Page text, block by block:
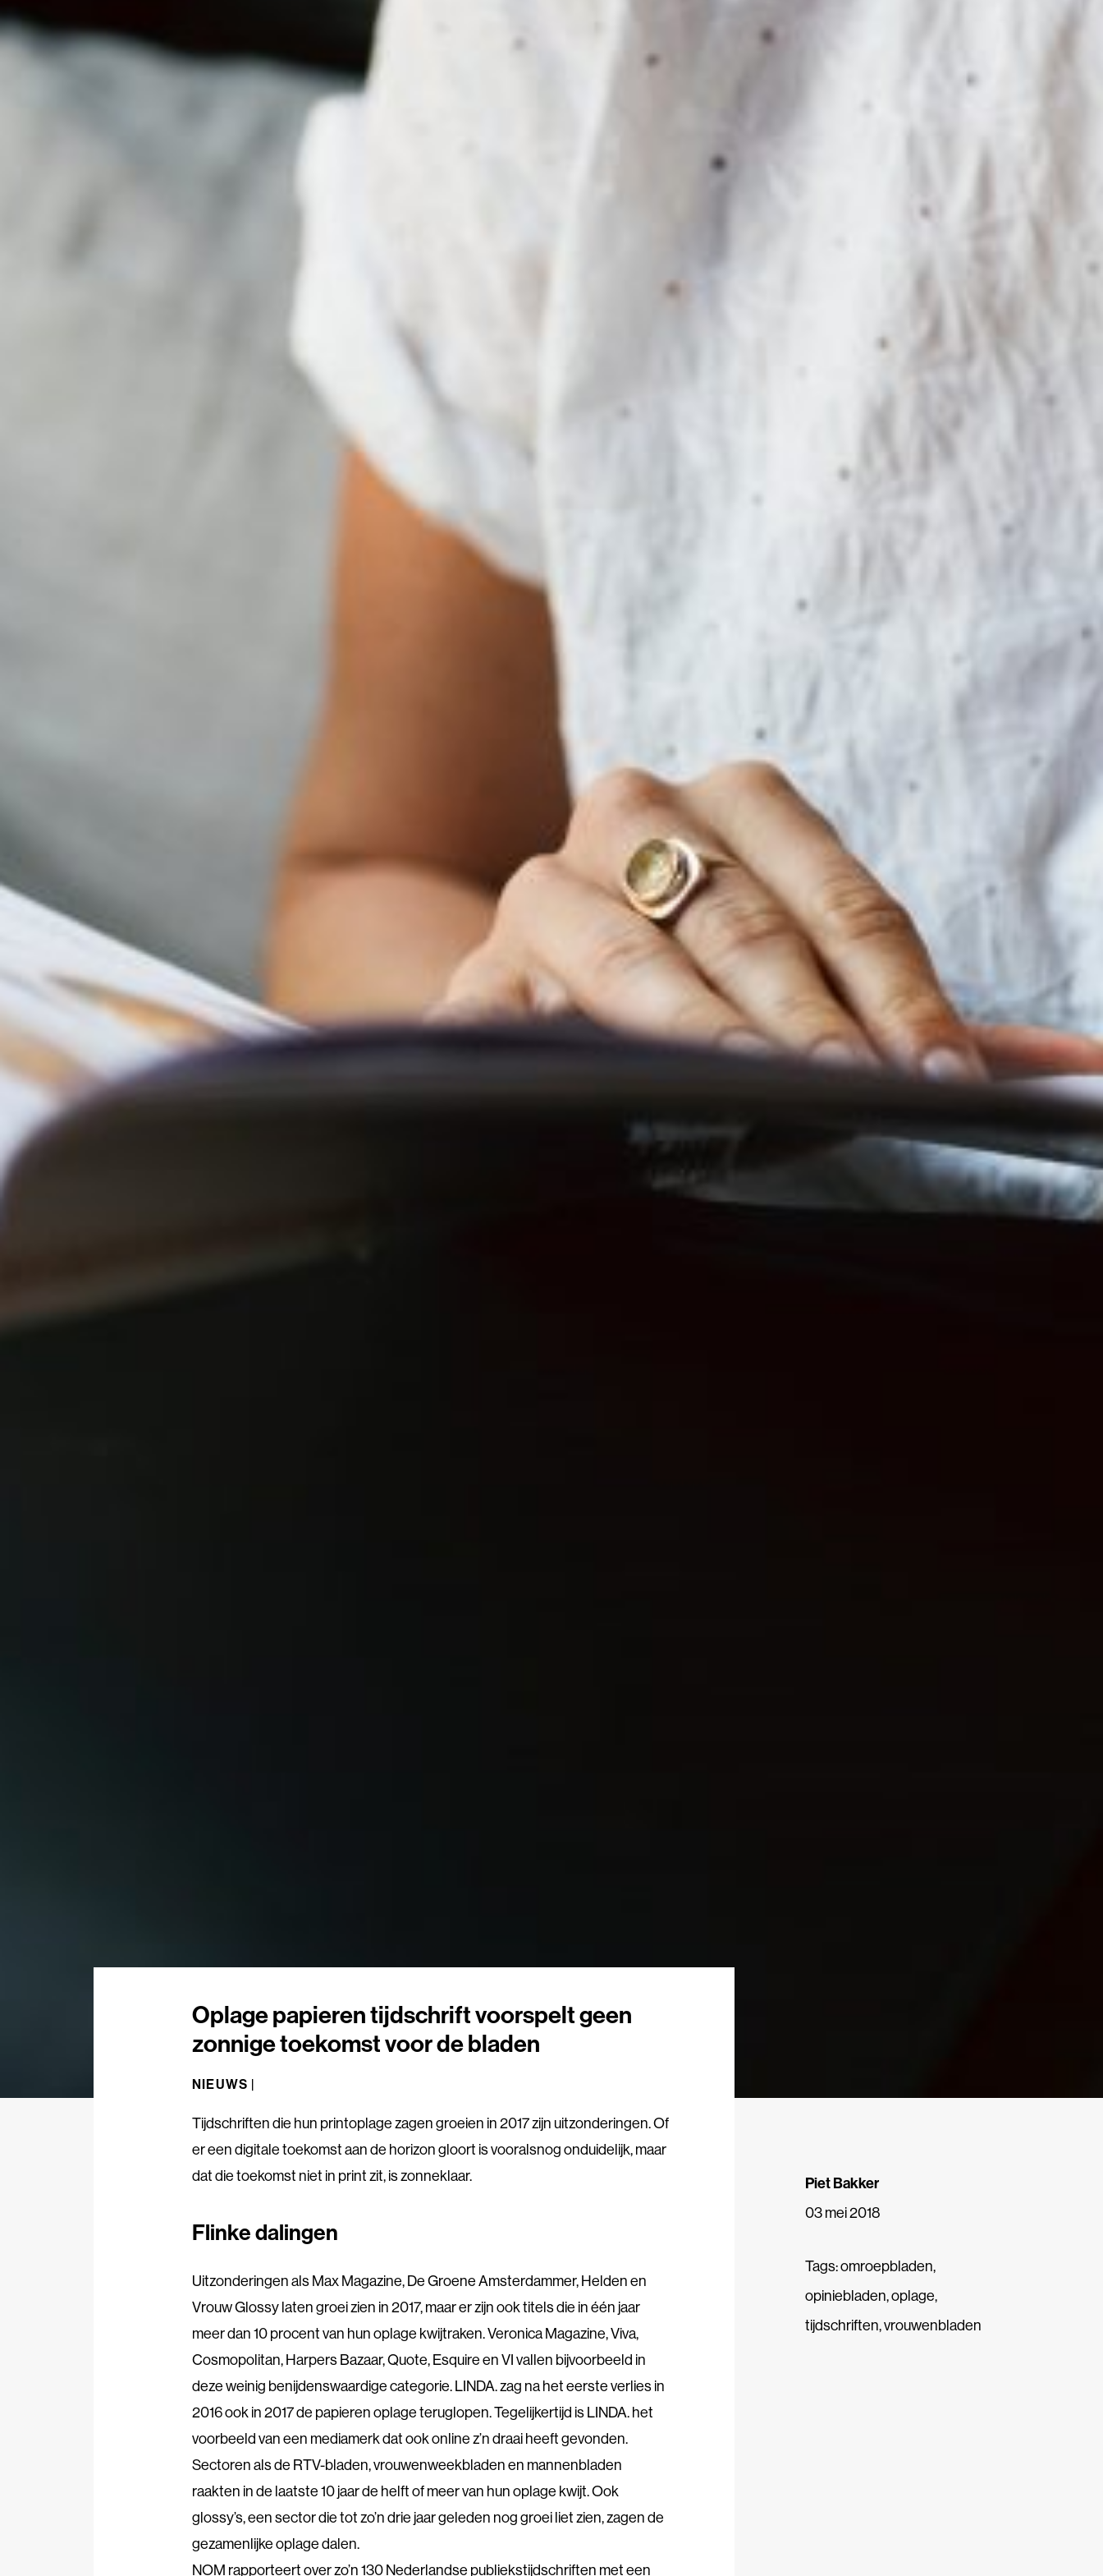
Oplage papieren tijdschrift voorspelt geen
zonnige toekomst voor de bladen
NIEUWS |
Tijdschriften die hun printoplage zagen groeien in 2017 zijn uitzonderingen. Of
er een digitale toekomst aan de horizon gloort is vooralsnog onduidelijk, maar
dat die toekomst niet in print zit, is zonneklaar.
Flinke dalingen
Uitzonderingen als Max Magazine, De Groene Amsterdammer, Helden en
Vrouw Glossy laten groei zien in 2017, maar er zijn ook titels die in één jaar
meer dan 10 procent van hun oplage kwijtraken. Veronica Magazine, Viva,
Cosmopolitan, Harpers Bazaar, Quote, Esquire en VI vallen bijvoorbeeld in
deze weinig benijdenswaardige categorie. LINDA. zag na het eerste verlies in
2016 ook in 2017 de papieren oplage teruglopen. Tegelijkertijd is LINDA. het
voorbeeld van een mediamerk dat ook online z’n draai heeft gevonden.
Sectoren als de RTV-bladen, vrouwenweekbladen en mannenbladen
raakten in de laatste 10 jaar de helft of meer van hun oplage kwijt. Ook
glossy’s, een sector die tot zo’n drie jaar geleden nog groei liet zien, zagen de
gezamenlijke oplage dalen.
NOM rapporteert over zo’n 130 Nederlandse publiekstijdschriften met een
Piet Bakker
03 mei 2018
Tags:omroepbladen,
opiniebladen,oplage,
tijdschriften,vrouwenbladen